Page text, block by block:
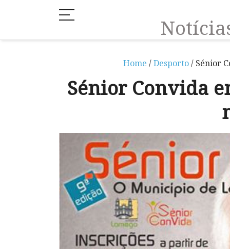
Home /Desporto/ Sénior
Sénior Convida